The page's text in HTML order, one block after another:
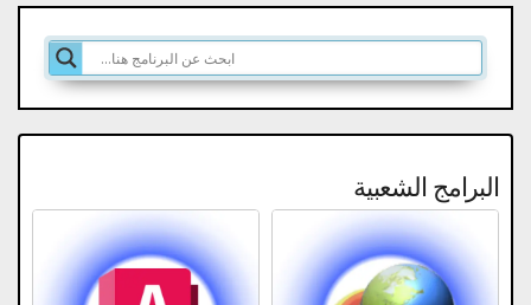
البرامج الشعبية